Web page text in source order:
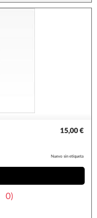
15,00 €
Nuevo sin etiqueta
0)